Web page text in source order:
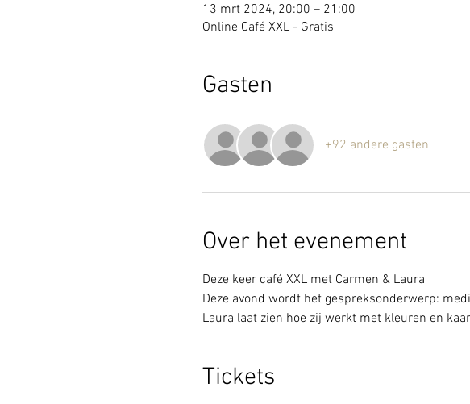
13 mrt 2024, 20:00 – 21:00
Online Café XXL - Gratis
Gasten
+92 andere gasten
Over het evenement
Deze keer café XXL met Carmen & Laura
Deze avond wordt het gespreksonderwerp:
Laura laat zien hoe zij werkt met kleuren en
Tickets